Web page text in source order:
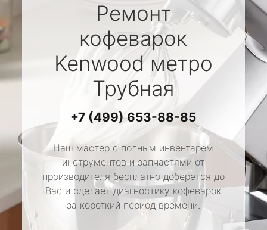
Ремонт
кофеварок
Kenwoodметро
Трубная
+7 (499) 653-88-85
Наш мастер с полным инвентарем
инструментов и запчастями от
производителя бесплатно доберется до
Вас и сделает диагностику кофеварок
за короткий период времени.